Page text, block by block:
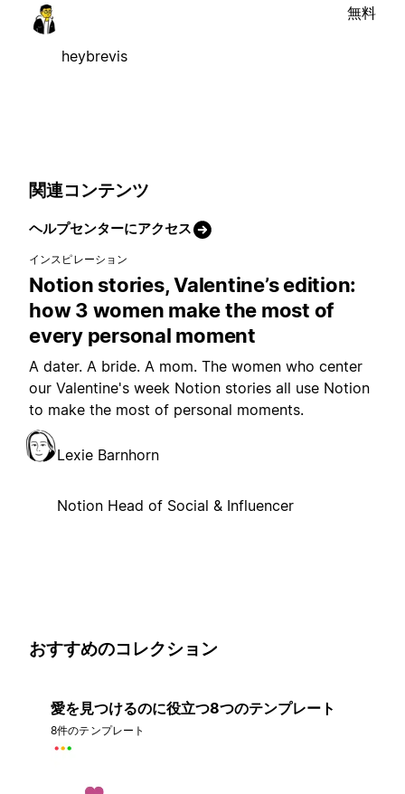
heybrevis
無料
関連コンテンツ
ヘルプセンターにアクセス
インスピレーション
Notion stories, Valentine’s edition:
how 3 women make the most of
every personal moment
A dater. A bride. A mom. The women who center
our Valentine's week Notion stories all use Notion
to make the most of personal moments.
Lexie Barnhorn
Notion Head of Social & Influencer
おすすめのコレクション
愛を見つけるのに役立つ8つのテンプレート
8件のテンプレート